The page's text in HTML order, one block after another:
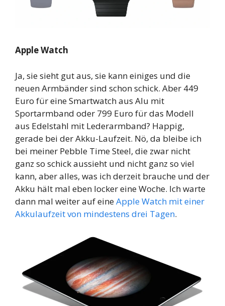
Apple Watch
Ja, sie sieht gut aus, sie kann einiges und die
neuen Armbänder sind schon schick. Aber 449
Euro für eine Smartwatch aus Alu mit
Sportarmband oder 799 Euro für das Modell
aus Edelstahl mit Lederarmband? Happig,
gerade bei der Akku-Laufzeit. Nö, da bleibe ich
bei meiner Pebble Time Steel, die zwar nicht
ganz so schick aussieht und nicht ganz so viel
kann, aber alles, was ich derzeit brauche und der
Akku hält mal eben locker eine Woche. Ich warte
dann mal weiter auf eineApple Watch mit einer
Akkulaufzeit von mindestens drei Tagen.